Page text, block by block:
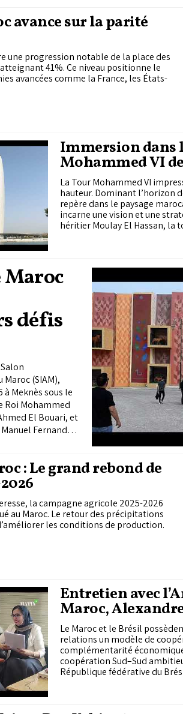
avance sur la parité
une progression notable de la place des
41%. Ce niveau positionne le
avancées comme la France, les États-
Immersion dans
Mohammed VI
La Tour Mohammed VI
hauteur. Dominant l’horizon
repère dans le paysage
incarne une vision et une
héritier Moulay El Hassan, la
Maroc
défis
(SIAM),
Meknès sous le
Roi Mohammed
El Bouari, et
Fernandes
de...
: Le grand rebond de
la campagne agricole 2025-2026
au Maroc. Le retour des précipitations
les conditions de production.
Entretien avec
Maroc,
Le Maroc et le Brésil
relations un modèle de
complémentarité
coopération Sud–Sud
République fédérative du